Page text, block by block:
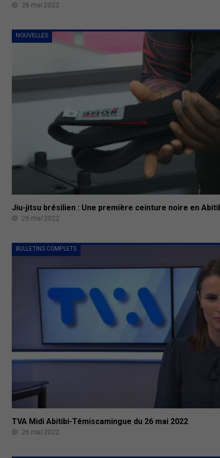
26 mai 2022
NOUVELLES
Jiu-jitsu brésilien : Une première ceinture noire en
26 mai 2022
BULLETINS COMPLETS
TVA Midi Abitibi-Témiscamingue du 26 mai 2022
26 mai 2022